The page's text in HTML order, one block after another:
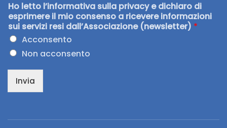
Ho letto l’informativa sulla privacy e dichiaro di
esprimere il mio consenso a ricevere informazioni
sui servizi resi dall’Associazione (newsletter) *
Acconsento
Non acconsento
Invia